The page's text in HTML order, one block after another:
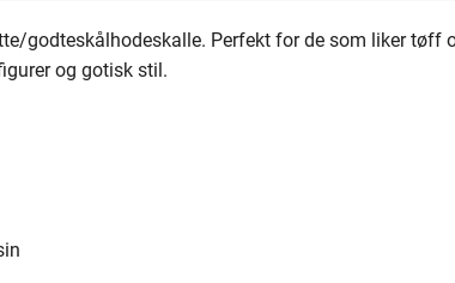
godteskålhodeskalle. Perfekt for de som liker tøff
og gotisk stil.